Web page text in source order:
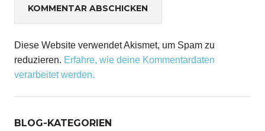
Diese Website verwendet Akismet, um Spam zu
reduzieren. Erfahre, wie deine Kommentardaten
verarbeitet werden.
BLOG-KATEGORIEN